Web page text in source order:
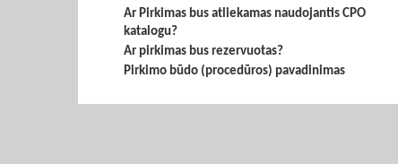
Ar Pirkimas bus atliekamas naudojantis CPO
katalogu?
Ar pirkimas bus rezervuotas?
Pirkimo būdo (procedūros) pavadinimas